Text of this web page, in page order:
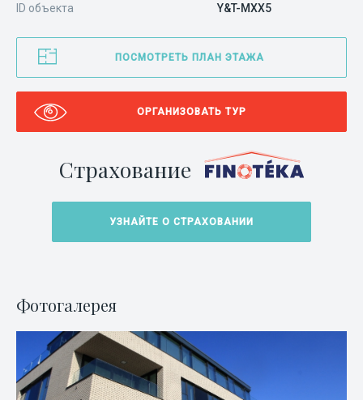
ID объекта Y&T-MXX5
ПОСМОТРЕТЬ ПЛАН ЭТАЖА
ОРГАНИЗОВАТЬ ТУР
Страхование
УЗНАЙТЕ О СТРАХОВАНИИ
Фотогалерея